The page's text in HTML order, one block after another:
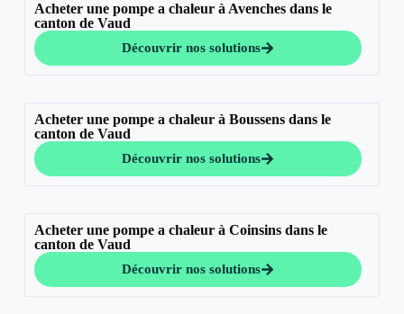
Acheter une pompe a chaleur à Avenches dans le
canton de Vaud
Découvrir nos solutions
Acheter une pompe a chaleur à Boussens dans le
canton de Vaud
Découvrir nos solutions
Acheter une pompe a chaleur à Coinsins dans le
canton de Vaud
Découvrir nos solutions